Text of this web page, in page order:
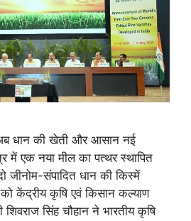
धान की खेती और आसान नई
में एक नया मील का पत्थर स्थापित
जीनोम-संपादित धान की किस्में
केंद्रीय कृषि एवं किसान कल्याण
शिवराज सिंह चौहान ने भारतीय कृषि